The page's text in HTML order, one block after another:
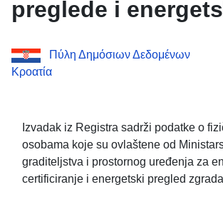
preglede i
Πύλη Δημόσιων Δεδομένων
Κροατία
Izvadak iz Registra sadrži podatke o
osobama koje su ovlaštene od
graditeljstva i prostornog uređenja za
certificiranje i energetski pregled